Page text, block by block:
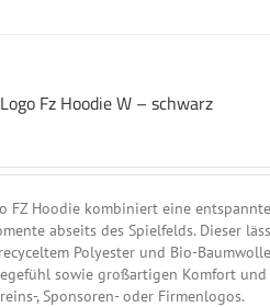
Fz Hoodie W – schwarz
FZ Hoodie kombiniert eine
abseits des Spielfelds. Dieser
Polyester und Bio-
sowie großartigen Komfort
, Sponsoren- oder Firmenlogos.